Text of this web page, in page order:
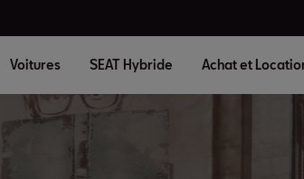
Voitures SEAT Hybride Achat et